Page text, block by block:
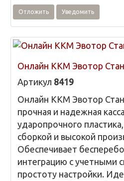
Отложить Уведомить
Онлайн ККМ Эвотор
Артикул 8419
Онлайн ККМ Эвотор
прочная и надежная
ударопрочного
сборкой и высокой
Обеспечивает
интеграцию с учетными
простоту настройки.